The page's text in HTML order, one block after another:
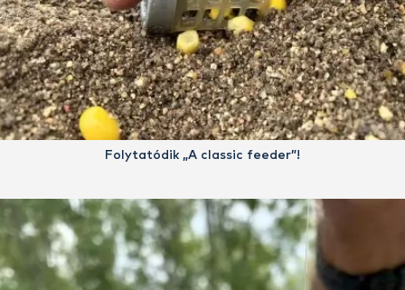
Folytatódik „A classic feeder”!